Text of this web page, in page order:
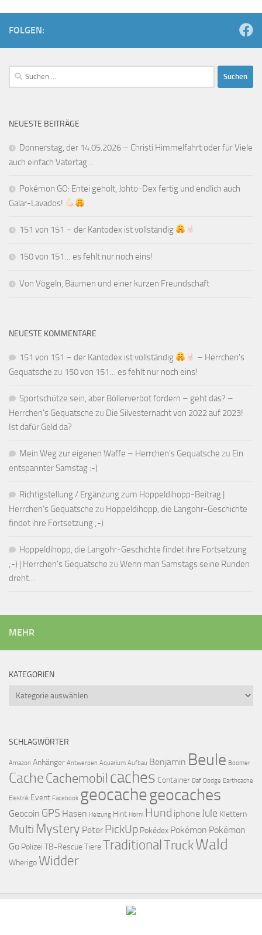
FOLGEN:
Suchen
nach:
NEUESTE BEITRÄGE
Donnerstag, der 14.05.2026 – Christi Himmelfahrt oder für Viele
auch einfach Vatertag…
Pokémon GO: Entei geholt, Johto-Dex fertig und endlich auch
Galar-Lavados!
151 von 151 – der Kantodex ist vollständig
150 von 151… es fehlt nur noch eins!
Von Vögeln, Bäumen und einer kurzen Freundschaft
NEUESTE KOMMENTARE
151 von 151 – der Kantodex ist vollständig
– Herrchen's
Gequatsche zu 150 von 151… es fehlt nur noch eins!
Sportschütze sein, aber Böllerverbot fordern – geht das? –
Herrchen's Gequatsche zu Die Silvesternacht von 2022 auf 2023!
Ist dafür Geld da?
Mein Weg zur eigenen Waffe – Herrchen's Gequatsche zu Ein
entspannter Samstag :-)
Richtigstellung / Ergänzung zum Hoppeldihopp-Beitrag |
Herrchen's Gequatsche zu Hoppeldihopp, die Langohr-Geschichte
findet ihre Fortsetzung ;-)
Hoppeldihopp, die Langohr-Geschichte findet ihre Fortsetzung
;-) | Herrchen's Gequatsche zu Wenn man Samstags seine Runden
dreht…
MEHR
KATEGORIEN
Kategorien
SCHLAGWÖRTER
Amazon Anhänger Antwerpen Aquarium Aufbau Benjamin Beule Boomer
CacheCachemobil caches Container Daf Dodge Earthcache
Elektrik Event Facebook geocachegeocaches
Geocoin GPS Hasen Heizung Hint Horni Hund iphone Jule Klettern
Multi Mystery Peter PickUp Pokédex Pokémon Pokémon
Go Polizei TB-RescueTiereTraditionalTruckWald
Wherigo Widder